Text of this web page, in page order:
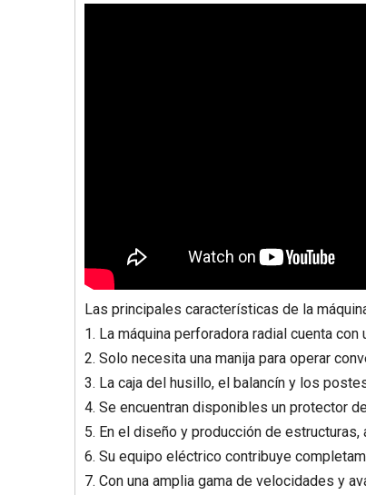
Las principales características de la
1. La máquina perforadora radial cuenta
2. Solo necesita una manija para operar
3. La caja del husillo, el balancín y los
4. Se encuentran disponibles un protector
5. En el diseño y producción de
6. Su equipo eléctrico contribuye
7. Con una amplia gama de velocidades y